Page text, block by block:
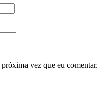
vez que eu comentar.